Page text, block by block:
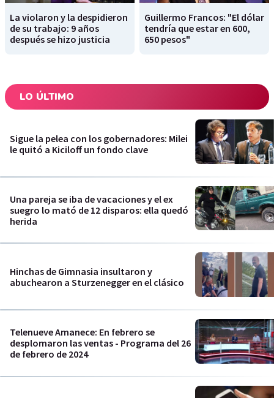
La violaron y la despidieron
de su trabajo: 9 años
después se hizo justicia
Guillermo Francos: "El dólar
tendría que estar en 600,
650 pesos"
LO ÚLTIMO
Sigue la pelea con los gobernadores: Milei
le quitó a Kiciloff un fondo clave
Una pareja se iba de vacaciones y el ex
suegro lo mató de 12 disparos: ella quedó
herida
Hinchas de Gimnasia insultaron y
abuchearon a Sturzenegger en el clásico
Telenueve Amanece: En febrero se
desplomaron las ventas - Programa del 26
de febrero de 2024